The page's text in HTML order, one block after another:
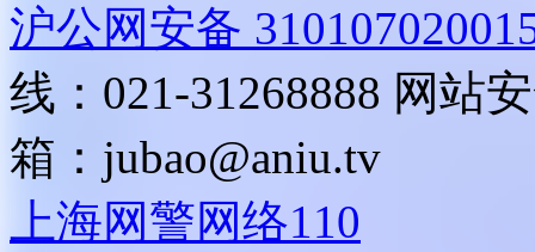
沪公网安备
线：021-31268888 网站
箱： jubao@aniu.tv
上海网警网络110